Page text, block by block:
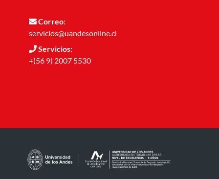
Correo:
servicios@uandesonline.cl
Servicios:
+(56 9) 2007 5530